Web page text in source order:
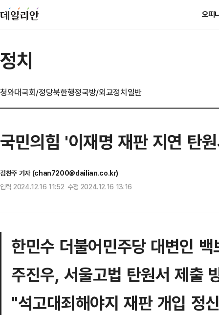
오피
정치
청와대국회/정당북한행정국방/외교정치일반
국민의힘 '이재명 재판 지연 탄
김찬주 기자 (chan7200@dailian.co.kr)
입력 2024.12.16 11:52 수정 2024.12.16 13:16
한민수 더불어민주당 대변인 백
주진우, 서울고법 탄원서 제출
"석고대죄해야지 재판 개입 정